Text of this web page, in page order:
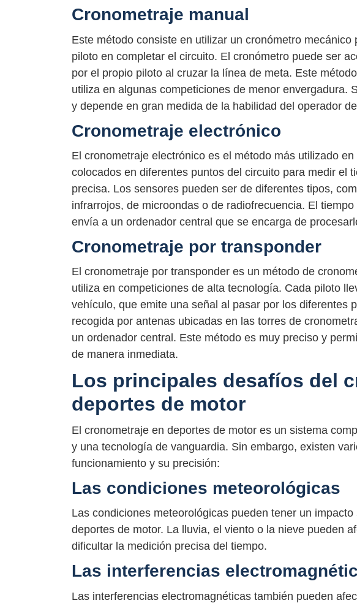
Cronometraje manual
Este método consiste en utilizar un cronómetro
piloto en completar el circuito. El cronómetro puede ser
por el propio piloto al cruzar la línea de meta. Este
utiliza en algunas competiciones de menor envergadura.
y depende en gran medida de la habilidad del operador
Cronometraje electrónico
El cronometraje electrónico es el método más utilizado
colocados en diferentes puntos del circuito para medir el
precisa. Los sensores pueden ser de diferentes tipos,
infrarrojos, de microondas o de radiofrecuencia. El
envía a un ordenador central que se encarga de
Cronometraje por transponder
El cronometraje por transponder es un método de
utiliza en competiciones de alta tecnología. Cada piloto
vehículo, que emite una señal al pasar por los diferentes
recogida por antenas ubicadas en las torres de
un ordenador central. Este método es muy preciso y
de manera inmediata.
Los principales desafíos del
deportes de motor
El cronometraje en deportes de motor es un sistema
y una tecnología de vanguardia. Sin embargo, existen
funcionamiento y su precisión:
Las condiciones meteorológicas
Las condiciones meteorológicas pueden tener un
deportes de motor. La lluvia, el viento o la nieve pueden
dificultar la medición precisa del tiempo.
Las interferencias
Las interferencias electromagnéticas también pueden